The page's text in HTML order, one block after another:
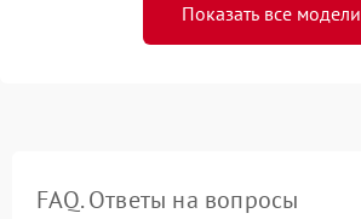
Показать все модели
FAQ. Ответы на вопросы